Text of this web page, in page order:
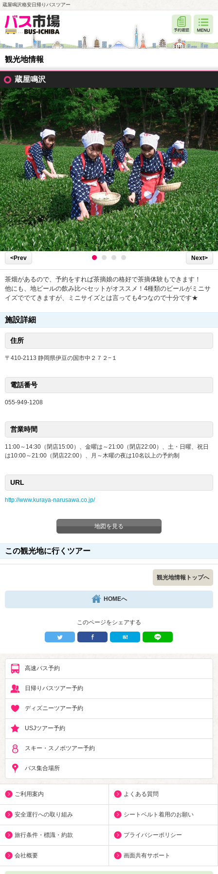
蔵屋鳴沢格安日帰りバスツアー
観光地情報
蔵屋鳴沢
<Prev Next>
茶畑があるので、予約をすれば茶摘娘の格好で茶摘体験もできます！
他にも、地ビールの飲み比べセットがオススメ！4種類のビールがミニサ
イズででてきますが、ミニサイズとは言っても4つなので十分です★
施設詳細
住所
〒410-2113 静岡県伊豆の国市中２７２−１
電話番号
055-949-1208
営業時間
11:00～14:30（閉店15:00）、金曜は～21:00（閉店22:00）、土・日曜、祝日
は10:00～21:00（閉店22:00）、月～木曜の夜は10名以上の予約制
URL
http://www.kuraya-narusawa.co.jp/
地図を見る
この観光地に行くツアー
観光地情報トップへ
HOMEへ
このページをシェアする
高速バス予約
日帰りバスツアー予約
ディズニーツアー予約
USJツアー予約
スキー・スノボツアー予約
バス集合場所
ご利用案内 よくある質問
安全運行への取り組み シートベルト着用のお願い
旅行条件・標識・約款 プライバシーポリシー
会社概要 画面共有サポート